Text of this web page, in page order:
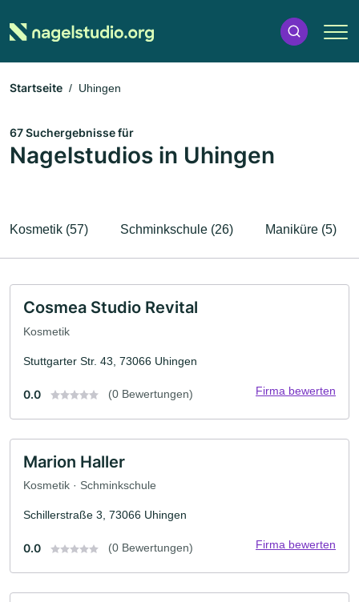
Startseite Uhingen
67 Suchergebnisse für
Nagelstudios in Uhingen
Kosmetik (57) Schminkschule (26) Maniküre (5)
Cosmea Studio Revital
Kosmetik
Stuttgarter Str. 43, 73066 Uhingen
0.0 (0 Bewertungen) Firma bewerten
Marion Haller
Kosmetik · Schminkschule
Schillerstraße 3, 73066 Uhingen
0.0 (0 Bewertungen) Firma bewerten